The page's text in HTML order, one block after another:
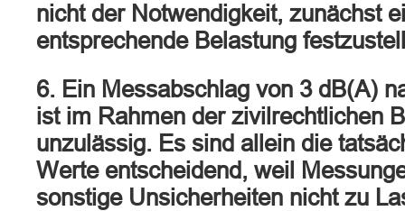
nicht der Notwendigkeit, zunächst
entsprechende Belastung
6. Ein Messabschlag von 3 dB(A)
ist im Rahmen der zivilrechtlichen
unzulässig. Es sind allein die
Werte entscheidend, weil
sonstige Unsicherheiten nicht zu